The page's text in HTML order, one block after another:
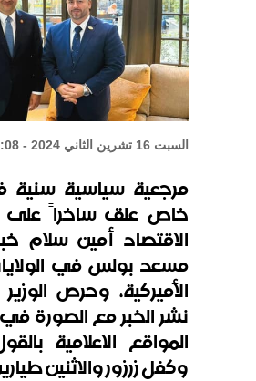
ضربة
السبت 16 تشرين الثاني 2024 - 0:08
مرجعية سياسية
خاص علق ساخراً على
الاقتصاد أمين سلام
مسعد بولس في
الأميركية، وحرص
نشر الخبر مع الصورة
المواقع الاعلامية
وكفل زرزور والاثنين